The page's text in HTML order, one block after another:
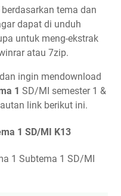
tema dan
dapat di unduh
untuk meng-ekstrak
atau 7zip.
ingin mendownload
1 SD/MI semester 1 &
link berikut ini.
1 SD/MI K13
1 Subtema 1 SD/MI